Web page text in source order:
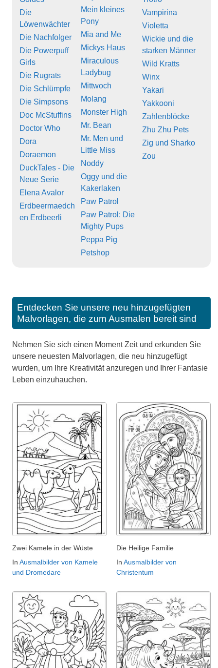
Die
Löwenwächter
Die Nachfolger
Die Powerpuff
Girls
Die Rugrats
Die Schlümpfe
Die Simpsons
Doc McStuffins
Doctor Who
Dora
Doraemon
DuckTales - Die
Neue Serie
Elena Avalor
Erdbeermaedch
en Erdbeerli
Mein kleines
Pony
Mia and Me
Mickys Haus
Miraculous
Ladybug
Mittwoch
Molang
Monster High
Mr. Bean
Mr. Men und
Little Miss
Noddy
Oggy und die
Kakerlaken
Paw Patrol
Paw Patrol: Die
Mighty Pups
Peppa Pig
Petshop
Vampirina
Violetta
Wickie und die
starken Männer
Wild Kratts
Winx
Yakari
Yakkooni
Zahlenblöcke
Zhu Zhu Pets
Zig und Sharko
Zou
Entdecken Sie unsere neu hinzugefügten
Malvorlagen, die zum Ausmalen bereit sind
Nehmen Sie sich einen Moment Zeit und erkunden Sie
unsere neuesten Malvorlagen, die neu hinzugefügt
wurden, um Ihre Kreativität anzuregen und Ihrer Fantasie
Leben einzuhauchen.
Zwei Kamele in der Wüste
In Ausmalbilder von Kamele
und Dromedare
Die Heilige Familie
In Ausmalbilder von
Christentum